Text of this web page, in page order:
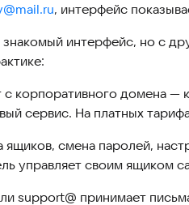
, интерфейс
интерфейс, но с
корпоративного домена —
сервис. На платных
ящиков, смена паролей,
управляет своим ящиком
support@ принимает